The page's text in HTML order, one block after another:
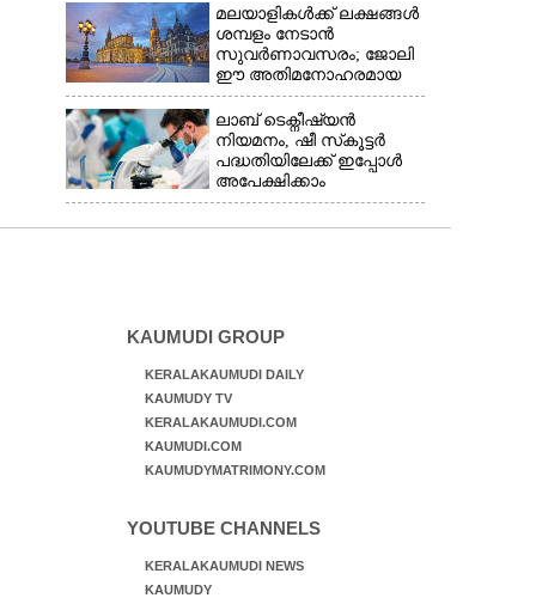
മലയാളികൾക്ക് ലക്ഷങ്ങൾ
ശമ്പളം നേടാൻ
സുവർണാവസരം; ജോലി
ഈ അതിമനോഹരമായ
രാജ്യത്ത്
ലാബ് ടെക്നീഷ്യൻ
നിയമനം, ഷീ സ്‌കൂട്ടർ
പദ്ധതിയിലേക്ക് ഇപ്പോൾ
അപേക്ഷിക്കാം
KAUMUDI GROUP
KERALAKAUMUDI DAILY
KAUMUDY TV
KERALAKAUMUDI.COM
KAUMUDI.COM
KAUMUDYMATRIMONY.COM
YOUTUBE CHANNELS
KERALAKAUMUDI NEWS
KAUMUDY